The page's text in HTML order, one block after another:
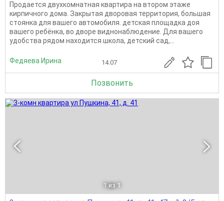
Продается двухкомнатная квартира на втором этаже
кирпичного дома. Закрытая дворовая территория, большая
стоянка для вашего автомобиля. детская площадка доя
вашего ребёнка, во дворе виднонаблюдение. Для вашего
удобства рядом находится школа, детский сад,...
Федяева Ирина 14.07
Позвонить
1 из 1